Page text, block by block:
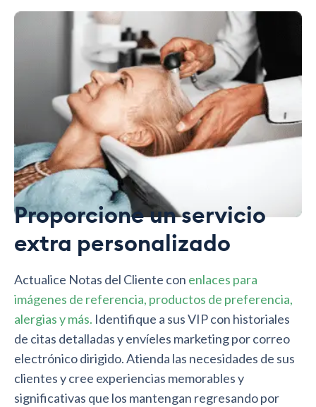
Proporcione un servicio
extra personalizado
Actualice Notas del Cliente con enlaces para
imágenes de referencia, productos de preferencia,
alergias y más. Identifique a sus VIP con historiales
de citas detalladas y envíeles marketing por correo
electrónico dirigido. Atienda las necesidades de sus
clientes y cree experiencias memorables y
significativas que los mantengan regresando por